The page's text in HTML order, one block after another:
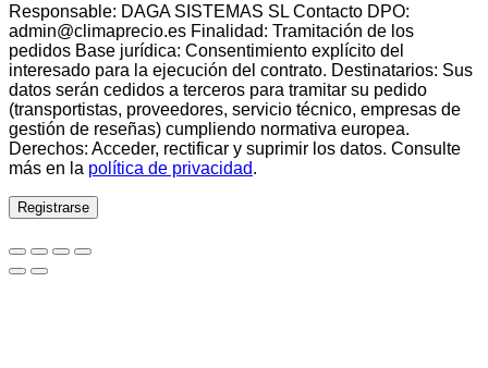
Responsable: DAGA SISTEMAS SL Contacto DPO:
admin@climaprecio.es Finalidad: Tramitación de los
pedidos Base jurídica: Consentimiento explícito del
interesado para la ejecución del contrato. Destinatarios: Sus
datos serán cedidos a terceros para tramitar su pedido
(transportistas, proveedores, servicio técnico, empresas de
gestión de reseñas) cumpliendo normativa europea.
Derechos: Acceder, rectificar y suprimir los datos. Consulte
más en la política de privacidad.
Registrarse